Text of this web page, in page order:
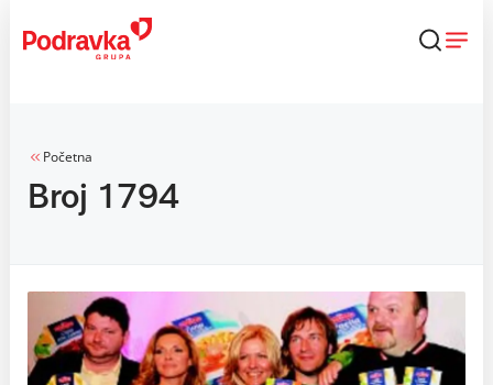
content
Početna
Broj 1794